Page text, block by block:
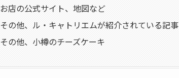
お店の公式サイト、地図など
その他、ル・キャトリエムが紹介されている記事
その他、小樽のチーズケーキ